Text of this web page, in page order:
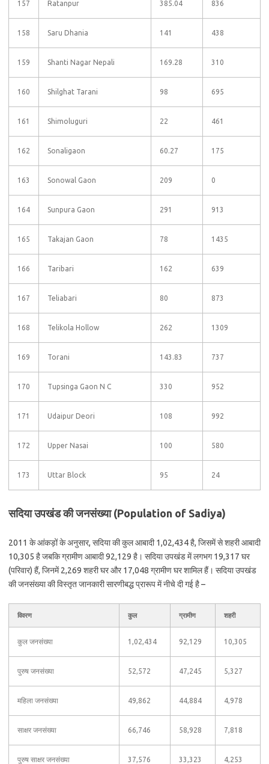
157 Ratanpur 385.04 836
158 Saru Dhania 141 438
159 Shanti Nagar Nepali 169.28 310
160 Shilghat Tarani 98 695
161 Shimoluguri 22 461
162 Sonaligaon 60.27 175
163 Sonowal Gaon 209 0
164 Sunpura Gaon 291 913
165 Takajan Gaon 78 1435
166 Taribari 162 639
167 Teliabari 80 873
168 Telikola Hollow 262 1309
169 Torani 143.83 737
170 Tupsinga Gaon N C 330 952
171 Udaipur Deori 108 992
172 Upper Nasai 100 580
173 Uttar Block 95 24
सदिया उपखंड की जनसंख्या (Population of Sadiya)
2011 के आंकड़ों के अनुसार, सदिया की कुल आबादी 1,02,434 है, जिसमें से शहरी आबादी
10,305 है जबकि ग्रामीण आबादी 92,129 है। सदिया उपखंड में लगभग 19,317 घर
(परिवार) हैं, जिनमें 2,269 शहरी घर और 17,048 ग्रामीण घर शामिल हैं। सदिया उपखंड
की जनसंख्या की विस्तृत जानकारी सारणीबद्ध प्रारूप में नीचे दी गई है –
विवरण कुल ग्रामीण शहरी
कुल जनसंख्या 1,02,434 92,129 10,305
पुरुष जनसंख्या 52,572 47,245 5,327
महिला जनसंख्या 49,862 44,884 4,978
साक्षर जनसंख्या 66,746 58,928 7,818
पुरुष साक्षर जनसंख्या 37,576 33,323 4,253